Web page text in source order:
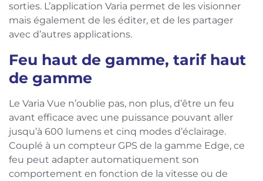
sorties. L’application Varia permet de les visionner
mais également de les éditer, et de les partager
avec d’autres applications.
Feu haut de gamme, tarif haut
de gamme
Le Varia Vue n’oublie pas, non plus, d’être un feu
avant efficace avec une puissance pouvant aller
jusqu’à 600 lumens et cinq modes d’éclairage.
Couplé à un compteur GPS de la gamme Edge, ce
feu peut adapter automatiquement son
comportement en fonction de la vitesse ou de